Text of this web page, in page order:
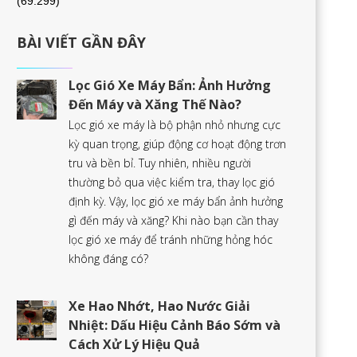
BÀI VIẾT GẦN ĐÂY
Lọc Gió Xe Máy Bẩn: Ảnh Hưởng
Đến Máy và Xăng Thế Nào?
Lọc gió xe máy là bộ phận nhỏ nhưng cực
kỳ quan trọng, giúp động cơ hoạt động trơn
tru và bền bỉ. Tuy nhiên, nhiều người
thường bỏ qua việc kiểm tra, thay lọc gió
định kỳ. Vậy, lọc gió xe máy bẩn ảnh hưởng
gì đến máy và xăng? Khi nào bạn cần thay
lọc gió xe máy để tránh những hỏng hóc
không đáng có?
Xe Hao Nhớt, Hao Nước Giải
Nhiệt: Dấu Hiệu Cảnh Báo Sớm và
Cách Xử Lý Hiệu Quả